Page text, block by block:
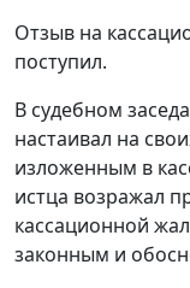
Отзыв на
поступил.
В судебном
настаивал на
изложенным в
истца возражал
кассационной
законным и